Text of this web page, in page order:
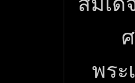
พระ